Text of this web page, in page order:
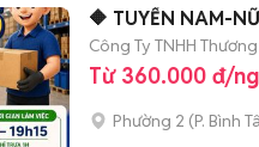
Công Ty TNHH
Từ 360.000 đ/
Phường 2 (P. Bình